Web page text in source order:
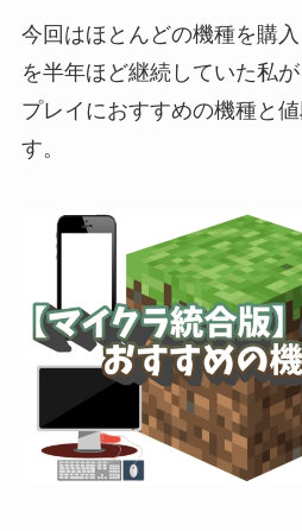
今回はほとんどの機種を購
を半年ほど継続していた私
プレイにおすすめの機種と
す。